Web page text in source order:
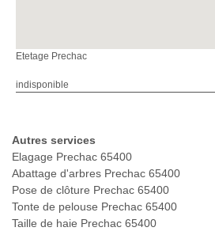
Etetage Prechac
indisponible
Autres services
Elagage Prechac 65400
Abattage d'arbres Prechac 65400
Pose de clôture Prechac 65400
Tonte de pelouse Prechac 65400
Taille de haie Prechac 65400